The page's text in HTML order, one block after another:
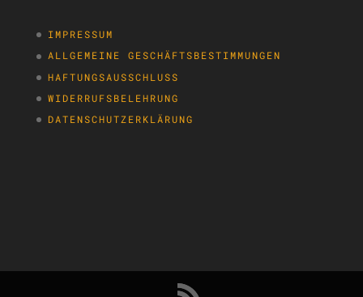
IMPRESSUM
ALLGEMEINE GESCHÄFTSBESTIMMUNGEN
HAFTUNGSAUSSCHLUSS
WIDERRUFSBELEHRUNG
DATENSCHUTZERKLÄRUNG